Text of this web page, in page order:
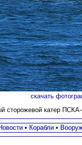
скачать
сторожевой катер
• Корабли•